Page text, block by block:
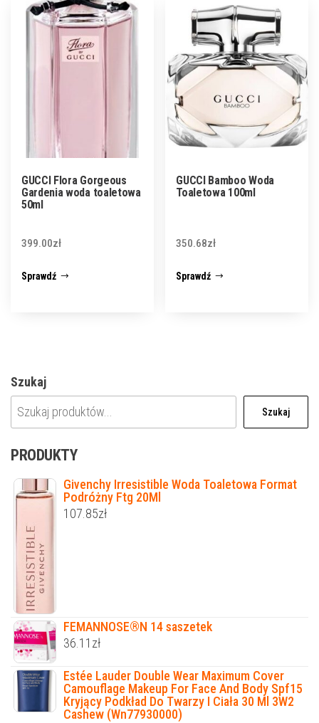
GUCCI Flora Gorgeous
Gardenia woda toaletowa
50ml
399.00zł
Sprawdź
GUCCI Bamboo Woda
Toaletowa 100ml
350.68zł
Sprawdź
Szukaj
Szukaj
PRODUKTY
Givenchy Irresistible Woda Toaletowa Format
Podróżny Ftg 20Ml
107.85zł
FEMANNOSE®N 14 saszetek
36.11 zł
Estée Lauder Double Wear Maximum Cover
Camouflage Makeup For Face And Body Spf15
Kryjący Podkład Do Twarzy I Ciała 30 Ml 3W2
Cashew (Wn77930000)